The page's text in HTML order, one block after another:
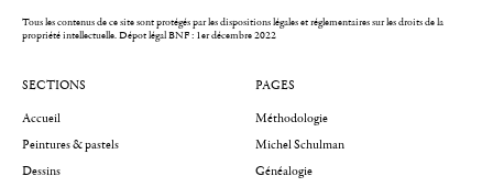
Tous les contenus de ce site sont protégés par les dispositions légales et réglementaires sur les droits de la
propriété intellectuelle.Dépot légal BNF : 1er décembre 2022
SECTIONS
Accueil
Peintures & pastels
Dessins
PAGES
Méthodologie
Michel Schulman
Généalogie